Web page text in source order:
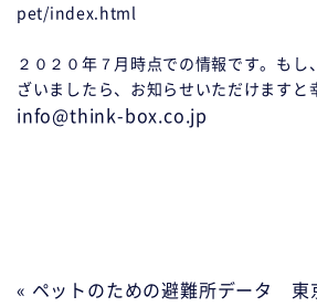
pet/index.html
２０２０年７月時点での情報です。もし
ざいましたら、お知らせいただけますと
info@think-box.co.jp
« ペットのための避難所データ 東